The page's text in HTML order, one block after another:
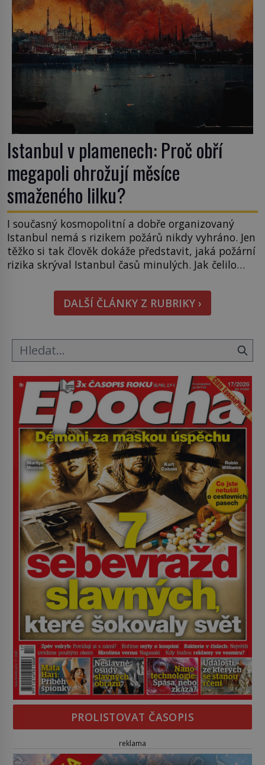
Istanbul v plamenech: Proč obří
megapoli ohrožují měsíce
smaženého lilku?
I současný kosmopolitní a dobře organizovaný
Istanbul nemá s rizikem požárů nikdy vyhráno. Jen
těžko si tak člověk dokáže představit, jaká požární
rizika skrýval Istanbul časů minulých. Jak čelilo
proč jsou zde stále tolik obávány měsíce
smaženého lilku? První hasičský sbor se
v Istanbulu objevuje v roce 1714 a […]
DALŠÍ ČLÁNKY Z RUBRIKY ›
PROLISTOVAT ČASOPIS
reklama